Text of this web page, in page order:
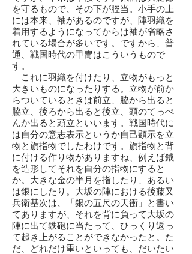
を守るもので、その下が脛当。小手の上
には本来、袖があるのですが、陣羽織を
着用するようになってからは袖が省略さ
れている場合が多いです。ですから、普
通、戦国時代の甲冑はこういうもので
す。
これに羽織を付けたり、立物がもっと
大きいものになったりする。立物が前か
らついているときは前立、脇から出ると
脇立、後ろから出ると後立、頭のてっぺ
んか出ると頭立といいます。戦国時代に
は自分の意志表示というか自己顕示を立
物と旗指物でしたわけです。旗指物と背
に付ける作り物がありますね、例えば鉞
を造形してそれを自分の指物にすると
か。大きな金の半月を指したり、あるい
は銀にしたり。大坂の陣における後藤又
兵衛基次は、「銀の五尺の天衝」と書い
てありますが、それを背に負って大坂の
陣に出て鉄砲に当たって、ひっくり返っ
て起き上がることができなかったと。た
だ、どれだけ重いといっても、だいたい